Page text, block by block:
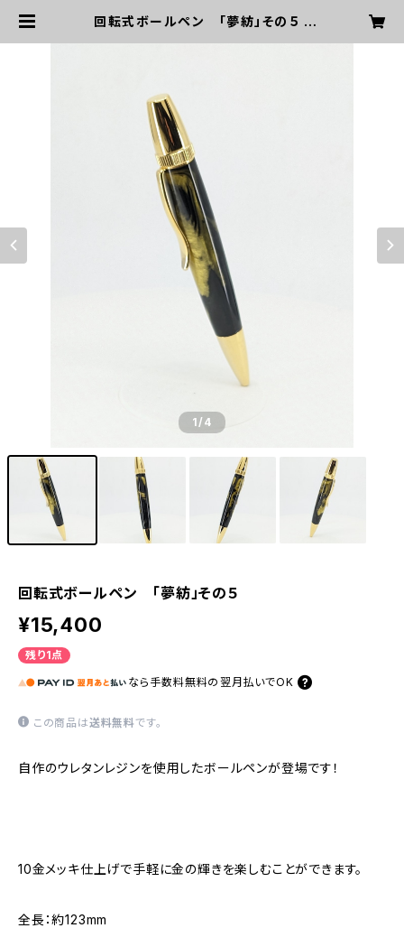
回転式ボールペン 「夢紡」その５ |
1/4
回転式ボールペン 「夢紡」その５
¥15,400
残り1点
なら 手数料無料の 翌月払いでOK
この商品は送料無料です。
自作のウレタンレジンを使用したボールペンが登場です！
10金メッキ仕上げで手軽に金の輝きを楽しむことができます。
全長：約123mm